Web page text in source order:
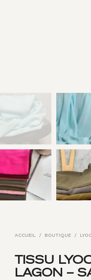
ACCUEIL / BOUTIQUE /
TISSU
LAGON –